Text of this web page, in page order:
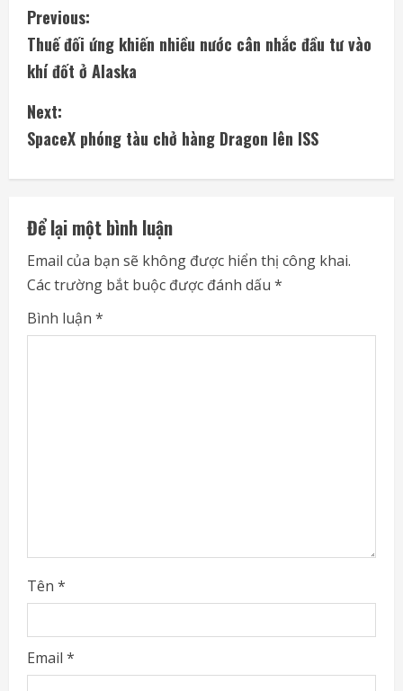
C
o
n
t
i
n
u
e
R
g
Previous:
Thuế đối ứng khiến nhiều nước cân nhắc đầu tư vào
khí đốt ở Alaska
Next:
SpaceX phóng tàu chở hàng Dragon lên ISS
Để lại một bình luận
Email của bạn sẽ không được hiển thị công khai.
Các trường bắt buộc được đánh dấu *
Bình luận *
Tên *
Email *